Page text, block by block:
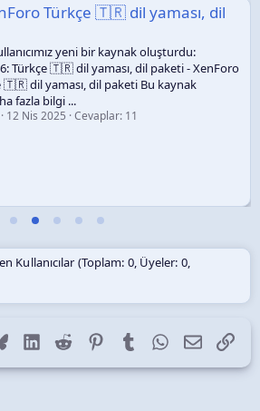
Türkçe 🇹🇷 dil yaması, dil
yeni bir kaynak oluşturdu:
Türkçe 🇹🇷 dil yaması, dil paketi - XenForo
🇹🇷 dil yaması, dil paketi Bu kaynak
fazla bilgi ...
12 Nis 2025 Cevaplar: 11
Kullanıcılar (Toplam: 0, Üyeler: 0,
BlueskyLinkedInReddit PinterestTumblr WhatsApp
E-postaLink